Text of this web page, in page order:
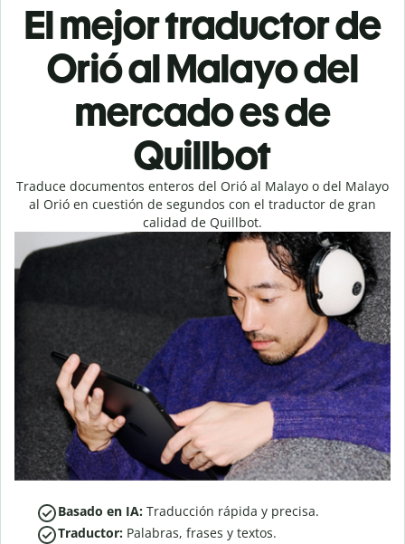
El mejor traductor de
Orió al Malayo del
mercado es de
Quillbot
Traduce documentos enteros del Orió al Malayo o del Malayo
al Orió en cuestión de segundos con el traductor de gran
calidad de Quillbot.
Basado en IA: Traducción rápida y precisa.
Traductor: Palabras, frases y textos.